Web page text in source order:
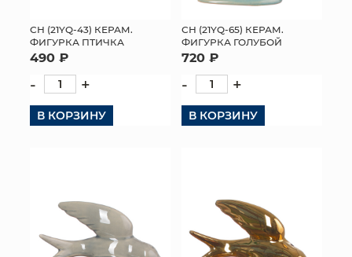
СН (21YQ-43) КЕРАМ.
ФИГУРКА ПТИЧКА
490 ₽
- +
В КОРЗИНУ
СН (21YQ-65) КЕРАМ.
ФИГУРКА ГОЛУБОЙ
720 ₽
- +
В КОРЗИНУ